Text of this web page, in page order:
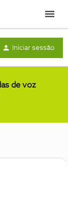
Menu
Iniciar sessão
de voz